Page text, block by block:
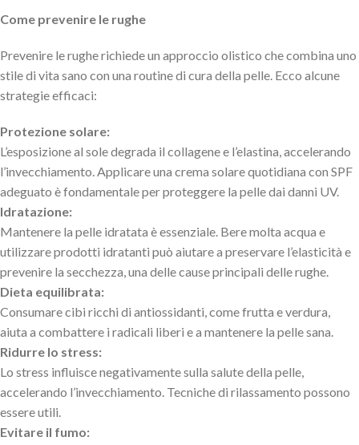
Come prevenire le rughe
Prevenire le rughe richiede un approccio olistico che combina uno
stile di vita sano con una routine di cura della pelle. Ecco alcune
strategie efficaci:
Protezione solare:
L’esposizione al sole degrada il collagene e l’elastina, accelerando
l’invecchiamento. Applicare una crema solare quotidiana con SPF
adeguato è fondamentale per proteggere la pelle dai danni UV.
Idratazione:
Mantenere la pelle idratata è essenziale. Bere molta acqua e
utilizzare prodotti idratanti può aiutare a preservare l’elasticità e
prevenire la secchezza, una delle cause principali delle rughe.
Dieta equilibrata:
Consumare cibi ricchi di antiossidanti, come frutta e verdura,
aiuta a combattere i radicali liberi e a mantenere la pelle sana.
Ridurre lo stress:
Lo stress influisce negativamente sulla salute della pelle,
accelerando l’invecchiamento. Tecniche di rilassamento possono
essere utili.
Evitare il fumo: